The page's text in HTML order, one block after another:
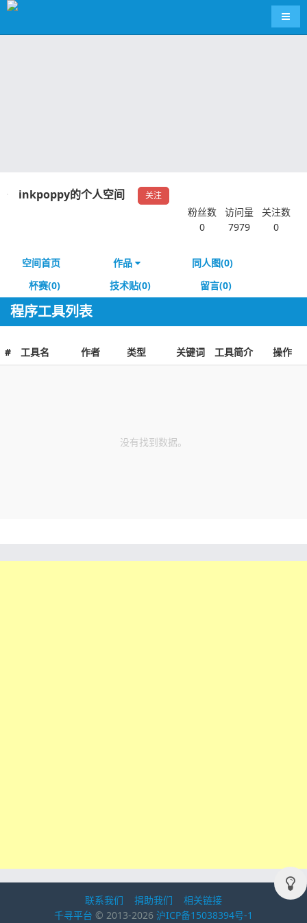
导航
inkpoppy的个人空间 关注
粉丝数
0
访问量
7979
关注数
0
空间首页 作品
同人图(0)
杯赛(0)
技术贴(0) 留言(0)
程序工具列表
# 工具名 作者 类型 关键词 工具简介 操作
没有找到数据。
联系我们 捐助我们
相关链接
千寻平台 © 2013-2026 沪ICP备15038394号-1